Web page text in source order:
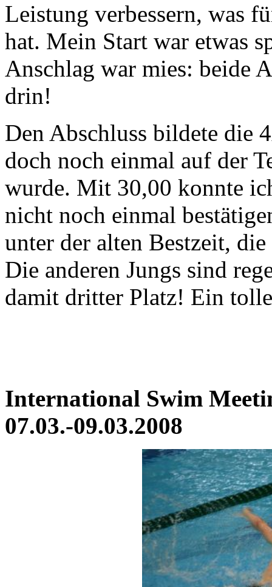
Leistung verbessern, was
hat. Mein Start war etwas
Anschlag war mies: beide
drin!
Den Abschluss bildete die
doch noch einmal auf der
wurde. Mit 30,00 konnte
nicht noch einmal
unter der alten Bestzeit,
Die anderen Jungs sind
damit dritter Platz! Ein
International Swim
07.03.-09.03.2008